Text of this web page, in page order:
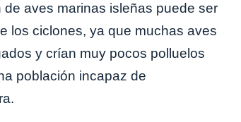
aves marinas isleñas puede ser
los ciclones, ya que muchas aves
y crían muy pocos polluelos
población incapaz de